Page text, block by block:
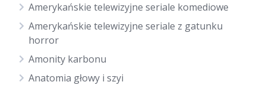
Amerykańskie telewizyjne seriale komediowe
Amerykańskie telewizyjne seriale z gatunku
horror
Amonity karbonu
Anatomia głowy i szyi